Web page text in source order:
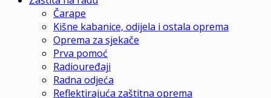
Čarape
Kišne kabanice, odijela i ostala oprema
Oprema za sjekače
Prva pomoć
Radiouređaji
Radna odjeća
Reflektirajuća zaštitna oprema